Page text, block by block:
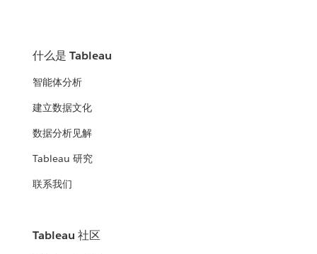
什么是 Tableau
智能体分析
建立数据文化
数据分析见解
Tableau 研究
联系我们
Tableau 社区